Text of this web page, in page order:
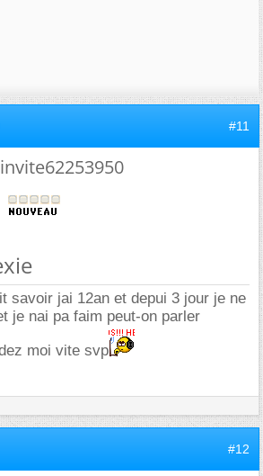
#11
invite62253950
savoir jai 12an et depui 3 jour je ne
je nai pa faim peut-on parler
moi vite svp
#12